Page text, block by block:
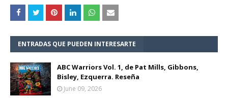
ENTRADAS QUE PUEDEN INTERESARTE
ABC Warriors Vol. 1, de Pat Mills, Gibbons,
Bisley, Ezquerra. Reseña
June 09, 2026